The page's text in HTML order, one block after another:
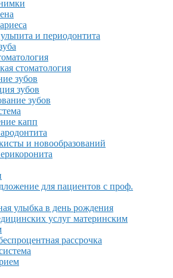
и периодонтита
стоматология
зубов
зубов
зубов
капп
и новообразований
для пациентов с проф.
улыбка в день рождения
услуг материнским
рассрочка